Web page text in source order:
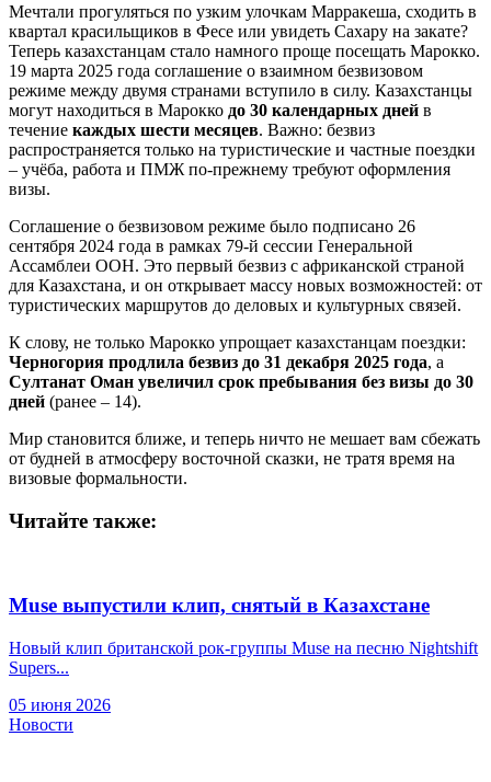
Мечтали прогуляться по узким улочкам Марракеша, сходить в
квартал красильщиков в Фесе или увидеть Сахару на закате?
Теперь казахстанцам стало намного проще посещать Марокко.
19 марта 2025 года соглашение о взаимном безвизовом
режиме между двумя странами вступило в силу. Казахстанцы
могут находиться в Марокко до 30 календарных дней в
течение каждых шести месяцев. Важно: безвиз
распространяется только на туристические и частные поездки
– учёба, работа и ПМЖ по-прежнему требуют оформления
визы.
Соглашение о безвизовом режиме было подписано 26
сентября 2024 года в рамках 79-й сессии Генеральной
Ассамблеи ООН. Это первый безвиз с африканской страной
для Казахстана, и он открывает массу новых возможностей: от
туристических маршрутов до деловых и культурных связей.
К слову, не только Марокко упрощает казахстанцам поездки:
Черногория продлила безвиз до 31 декабря 2025 года, а
Султанат Оман увеличил срок пребывания без визы до 30
дней (ранее – 14).
Мир становится ближе, и теперь ничто не мешает вам сбежать
от будней в атмосферу восточной сказки, не тратя время на
визовые формальности.
Читайте также:
Muse выпустили клип, снятый в Казахстане
Новый клип британской рок-группы Muse на песню Nightshift
Supers...
05 июня 2026
Новости